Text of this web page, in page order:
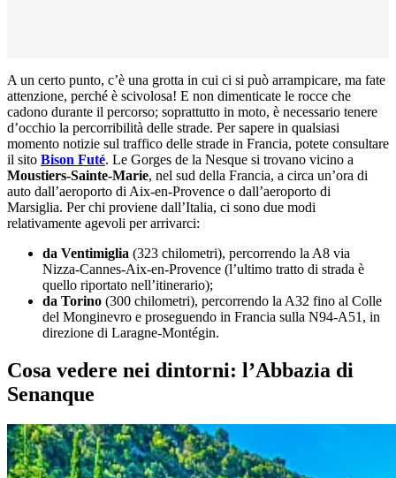
A un certo punto, c’è una grotta in cui ci si può arrampicare, ma fate
attenzione, perché è scivolosa! E non dimenticate le rocce che
cadono durante il percorso; soprattutto in moto, è necessario tenere
d’occhio la percorribilità delle strade. Per sapere in qualsiasi
momento notizie sul traffico delle strade in Francia, potete consultare
il sito Bison Futé. Le Gorges de la Nesque si trovano vicino a
Moustiers-Sainte-Marie, nel sud della Francia, a circa un’ora di
auto dall’aeroporto di Aix-en-Provence o dall’aeroporto di
Marsiglia. Per chi proviene dall’Italia, ci sono due modi
relativamente agevoli per arrivarci:
da Ventimiglia (323 chilometri), percorrendo la A8 via
Nizza-Cannes-Aix-en-Provence (l’ultimo tratto di strada è
quello riportato nell’itinerario);
da Torino (300 chilometri), percorrendo la A32 fino al Colle
del Monginevro e proseguendo in Francia sulla N94-A51, in
direzione di Laragne-Montégin.
Cosa vedere nei dintorni: l’Abbazia di
Senanque